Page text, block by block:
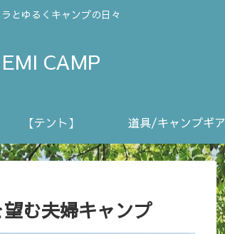
とゆるくキャンプの日々
EMI CAMP
【テント】 道具/キャンプギア
む夫婦キャンプ